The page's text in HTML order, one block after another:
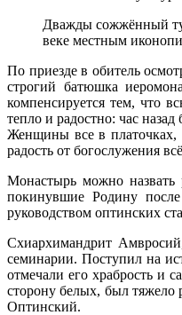
Дважды сожжённый
веке местным
По приезде в обитель
строгий батюшка
компенсируется тем, что
тепло и радостно: час
Женщины все в платочках,
радость от богослужения
Монастырь можно
покинувшие Родину
руководством оптинских
Схиархимандрит
семинарии. Поступил на
отмечали его храбрость и
сторону белых, был тяжело
Оптинский.